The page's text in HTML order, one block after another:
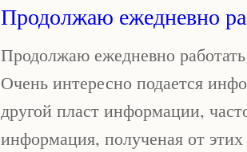
Продолжаю ежедневно
Продолжаю ежедневно
Очень интересно подается
другой пласт информации,
информация, полученая от этих